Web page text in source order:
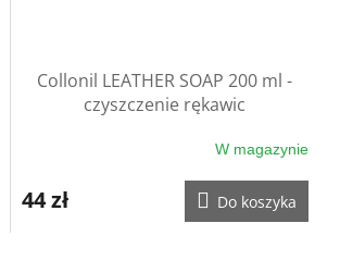
Collonil LEATHER SOAP 200 ml -
czyszczenie rękawic
W magazynie
44 zł Do koszyka